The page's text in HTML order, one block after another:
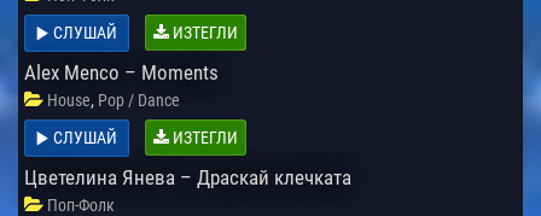
СЛУШАЙ
ИЗТЕГЛИ
Alex Menco – Moments
House, Pop / Dance
СЛУШАЙ
ИЗТЕГЛИ
Цветелина Янева – Драскай клечката
Поп-Фолк